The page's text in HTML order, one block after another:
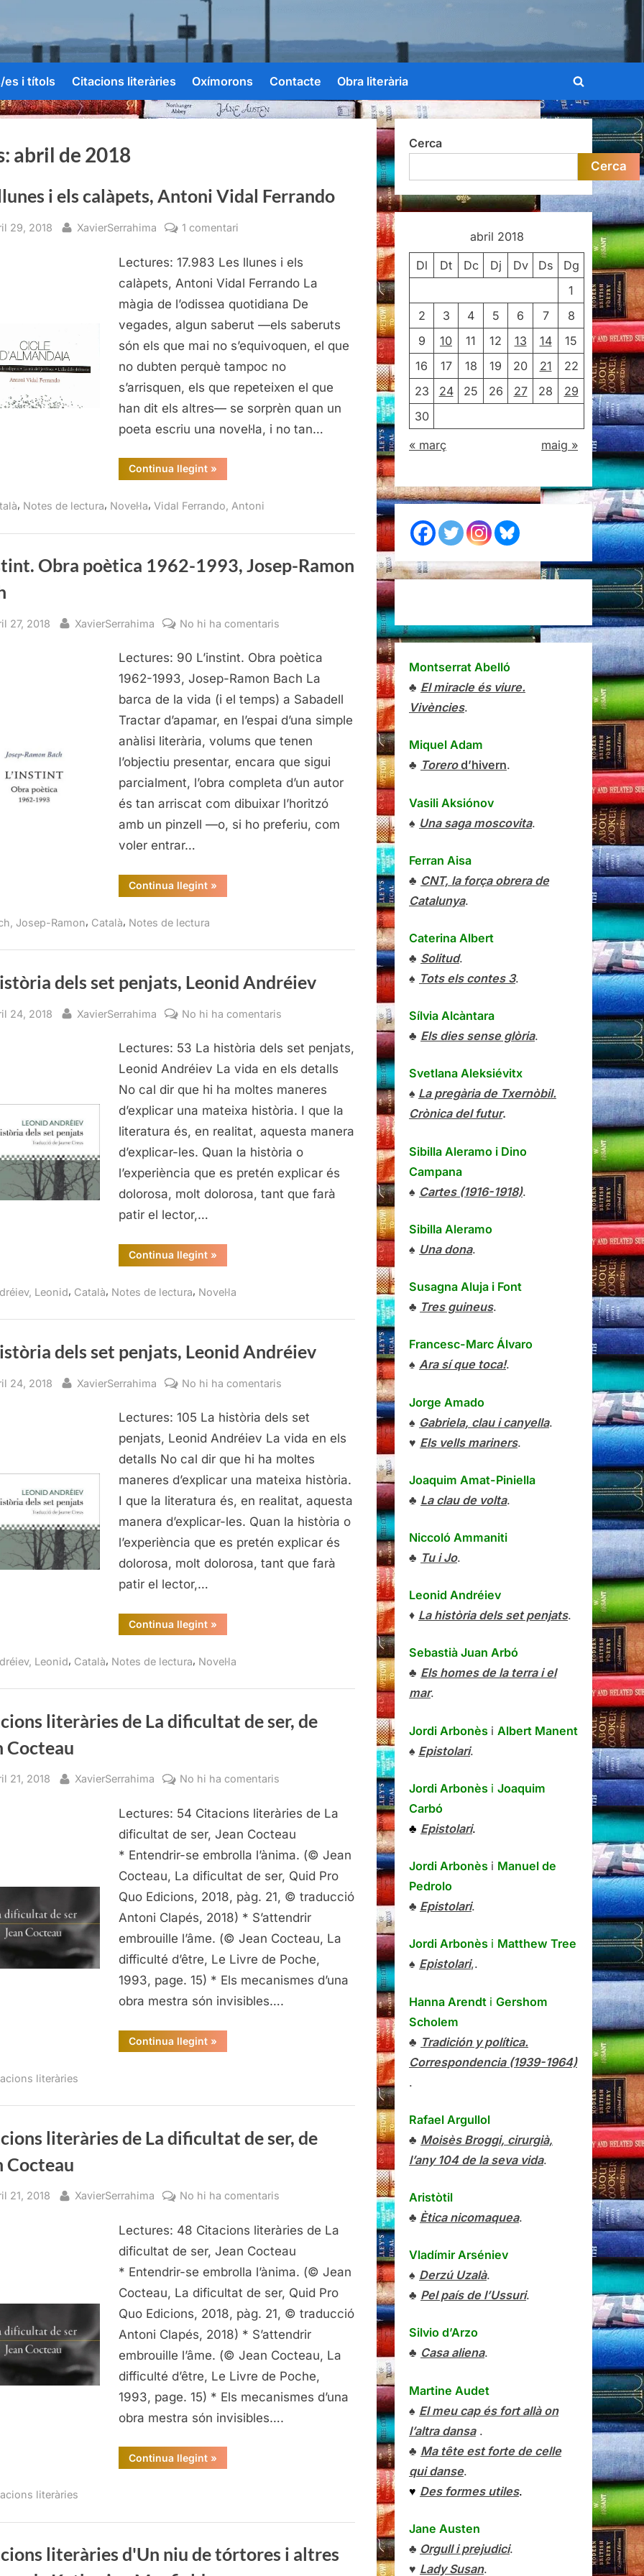
es i títols Citacions literàries Oxímorons Contacte Obra literària
Toggle
search
form
abril de 2018
i els calàpets, Antoni Vidal Ferrando
29, 2018 By
XavierSerrahima 1 comentari
llunes
i
els
Vidal
Ferrando
Lectures: 17.983 Les llunes i els
calàpets, Antoni Vidal Ferrando La
màgia de l’odissea quotidiana De
vegades, algun saberut —els saberuts
són els que mai no s’equivoquen, el que
no dubten perquè tampoc no
s’arrisquen, els que repeteixen el que
han dit els altres— se sorprèn quan un
poeta escriu una novel·la, i no tan…
Continua llegint“Les
llunes
calàpets,
Ferrando”
»
, Notes de lectura, Novel·la, Vidal Ferrando, Antoni
Obra poètica 1962-1993, Josep-Ramon
27, 2018 By
XavierSerrahima No hi ha comentaris
Obra
poètica
1962-
1993,
Ramon
Bach
Lectures: 90 L’instint. Obra poètica
1962-1993, Josep-Ramon Bach La
barca de la vida (i el temps) a Sabadell
Tractar d’apamar, en l’espai d’una simple
anàlisi literària, volums que tenen
l’objectiu presentar, encara que sigui
parcialment, l’obra completa d’un autor
és tan arriscat com dibuixar l’horitzó
amb un pinzell —o, si ho preferiu, com
voler entrar…
Continua llegint“L’instint.
Obra
1993,
»
Josep-Ramon, Català, Notes de lectura
dels set penjats, Leonid Andréiev
24, 2018 By
XavierSerrahima No hi ha comentaris
història
dels
set
penjats,
Leonid
Andréiev
Lectures: 53 La història dels set penjats,
Leonid Andréiev La vida en els detalls
No cal dir que hi ha moltes maneres
d’explicar una mateixa història. I que la
literatura és, en realitat, aquesta manera
d’explicar-les. Quan la història o
l’experiència que es pretén explicar és
dolorosa, molt dolorosa, tant que farà
patir el lector,…
Continua llegint“La
història
penjats,
»
Leonid, Català, Notes de lectura, Novel·la
dels set penjats, Leonid Andréiev
24, 2018 By
XavierSerrahima No hi ha comentaris
història
dels
set
penjats,
Andréiev
Lectures: 105 La història dels set
penjats, Leonid Andréiev La vida en els
detalls No cal dir que hi ha moltes
maneres d’explicar una mateixa història.
I que la literatura és, en realitat, aquesta
manera d’explicar-les. Quan la història o
l’experiència que es pretén explicar és
dolorosa, molt dolorosa, tant que farà
patir el lector,…
Continua llegint“La
història
penjats,
»
Leonid, Català, Notes de lectura, Novel·la
literàries de La dificultat de ser, de
Cocteau
21, 2018 By
XavierSerrahima No hi ha comentaris
literàries
de
La
dificultat
de
ser,
de
Jean
Cocteau
Lectures: 54 Citacions literàries de La
dificultat de ser, Jean Cocteau
* Entendrir-se embrolla l’ànima. (© Jean
Cocteau, La dificultat de ser, Quid Pro
Quo Edicions, 2018, pàg. 21, © traducció
Antoni Clapés, 2018) * S’attendrir
embrouille l’âme. (© Jean Cocteau, La
difficulté d’être, Le Livre de Poche,
1993, page. 15) * Els mecanismes d’una
obra mestra són invisibles….
Continua llegint“Citacions
literàries
Cocteau”
»
literàries
literàries de La dificultat de ser, de
Cocteau
21, 2018 By
XavierSerrahima No hi ha comentaris
literàries
de
La
de
ser,
de
Jean
Cocteau
Lectures: 48 Citacions literàries de La
dificultat de ser, Jean Cocteau
* Entendrir-se embrolla l’ànima. (© Jean
Cocteau, La dificultat de ser, Quid Pro
Quo Edicions, 2018, pàg. 21, © traducció
Antoni Clapés, 2018) * S’attendrir
embrouille l’âme. (© Jean Cocteau, La
difficulté d’être, Le Livre de Poche,
1993, page. 15) * Els mecanismes d’una
obra mestra són invisibles….
Continua llegint“Citacions
literàries
Cocteau”
»
literàries
literàries d'Un niu de tórtores i altres
Cerca
Cerca
abril 2018
Dl Dt Dc Dj Dv Ds
Dg
1
2
3 4 5 6 7
8
9
10 11 12 13 14
15
16
17 18 19 20 21
22
23
24 25 26 27 28
29
30
« març maig »
Montserrat Abelló
♣ El miracle és viure.
Vivències.
Miquel Adam
♣ Torerod’hivern.
Vasili Aksiónov
♠ Una saga moscovita.
Ferran Aisa
♣ CNT, la força obrera de
Catalunya.
Caterina Albert
♣ Solitud.
♠ Tots els contes 3.
Sílvia Alcàntara
♣ Els dies sense glòria.
Svetlana Aleksiévitx
♠ La pregària de Txernòbil.
Crònica del futur.
Sibilla Aleramo i Dino
Campana
♠ Cartes (1916-1918).
Sibilla Aleramo
♠ Una dona.
Susagna Aluja i Font
♣ Tres guineus.
Francesc-Marc Álvaro
♠ Ara sí que toca!.
Jorge Amado
♠ Gabriela, clau i canyella.
♥ Els vells mariners.
Joaquim Amat-Piniella
♣ La clau de volta.
Niccoló Ammaniti
♣ Tu i Jo.
Leonid Andréiev
♦ La història dels set penjats.
Sebastià Juan Arbó
♣ Els homes de la terra i el
mar.
Jordi Arbonès i Albert Manent
♠ Epistolari.
Jordi Arbonès i Joaquim
Carbó
♣ Epistolari.
Jordi Arbonès i Manuel de
Pedrolo
♣ Epistolari.
Jordi Arbonès i Matthew Tree
♠ Epistolari,.
Hanna Arendt i Gershom
Scholem
♣ Tradición y política.
Correspondencia (1939-1964)
.
Rafael Argullol
♣ Moisès Broggi, cirurgià,
l’any 104 de la seva vida.
Aristòtil
♣ Ètica nicomaquea.
Vladímir Arséniev
♠ Derzú Uzalà.
♣ Pel país de l’Ussuri.
Silvio d’Arzo
♣ Casa aliena.
Martine Audet
♠ El meu cap és fort allà on
l’altra dansa.
♣ Ma tête est forte de celle
qui danse.
♥ Des formes utiles.
Jane Austen
♣ Orgull i prejudici.
♥ Lady Susan.